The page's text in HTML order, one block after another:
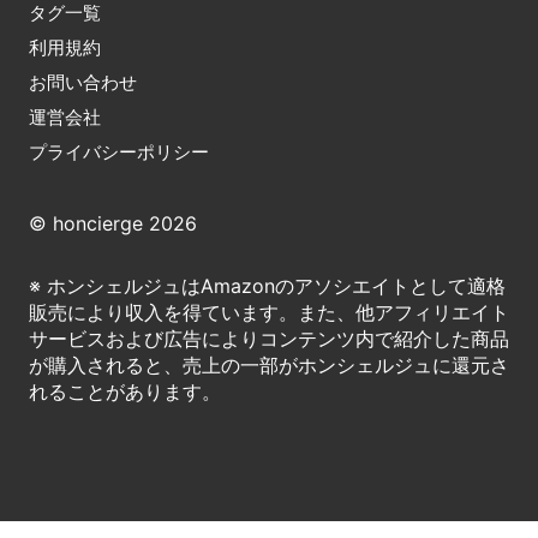
タグ一覧
利用規約
お問い合わせ
運営会社
プライバシーポリシー
© honcierge 2026
※ ホンシェルジュはAmazonのアソシエイトとして適格
販売により収入を得ています。また、他アフィリエイト
サービスおよび広告によりコンテンツ内で紹介した商品
が購入されると、売上の一部がホンシェルジュに還元さ
れることがあります。